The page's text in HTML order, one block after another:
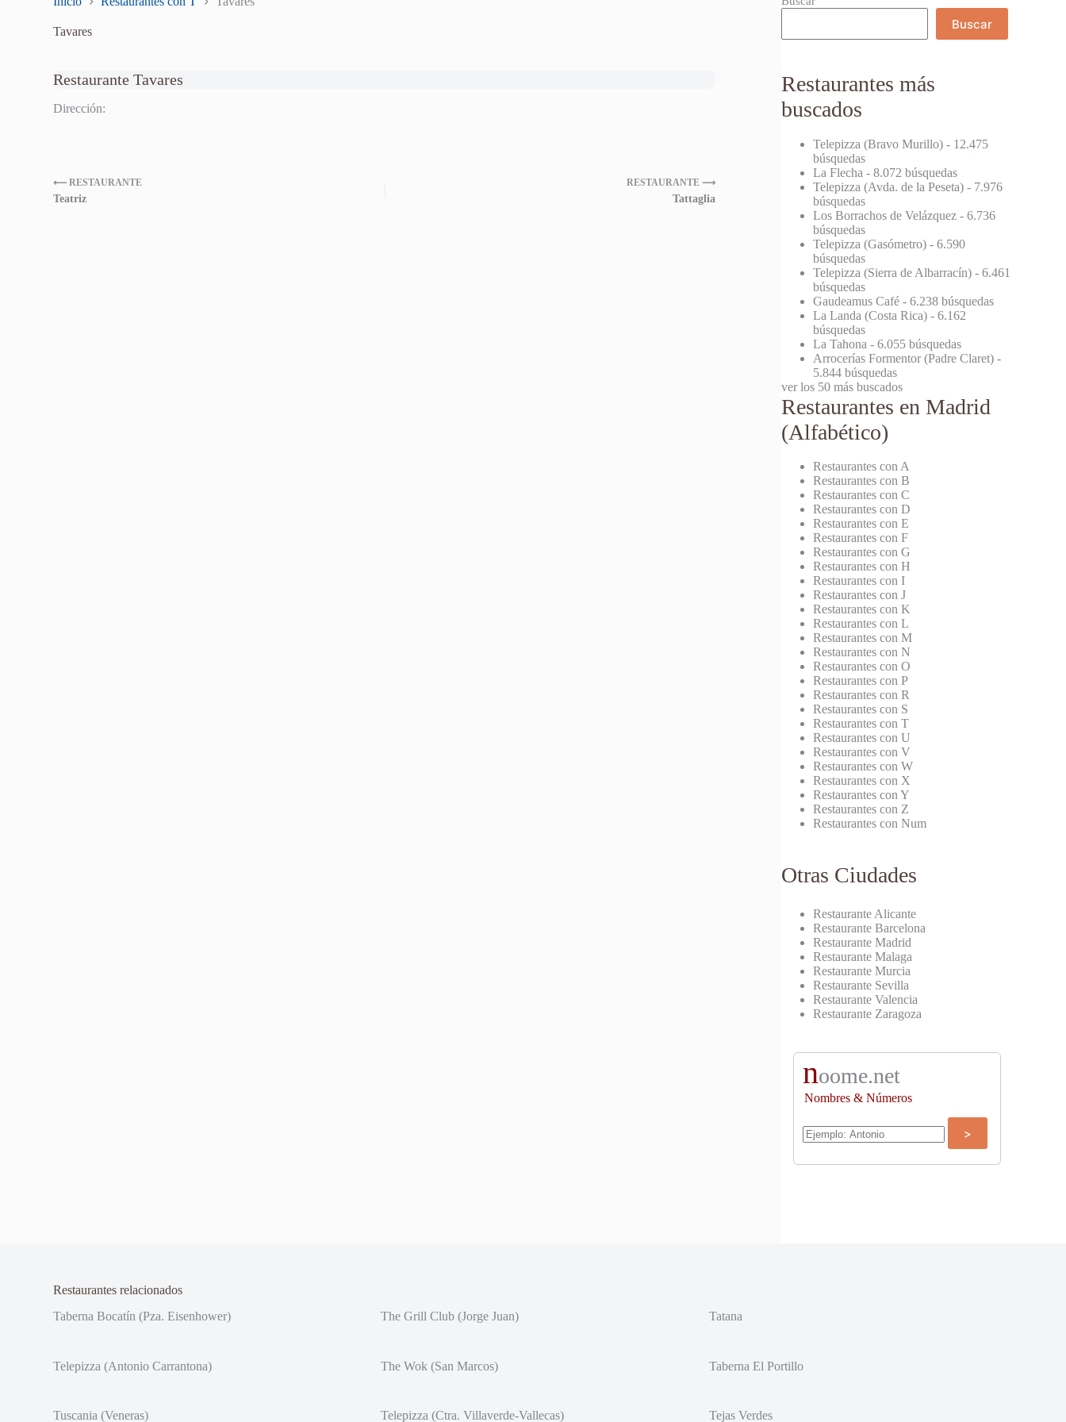
Tavares
Restaurante Tavares
Dirección:
⟵ RESTAURANTE
Teatriz
RESTAURANTE ⟶
Tattaglia
Buscar
Restaurantes más
buscados
Telepizza (Bravo Murillo) - 12.475
búsquedas
La Flecha - 8.072 búsquedas
Telepizza (Avda. de la Peseta) - 7.976
búsquedas
Los Borrachos de Velázquez - 6.736
búsquedas
Telepizza (Gasómetro) - 6.590
búsquedas
Telepizza (Sierra de Albarracín) - 6.461
búsquedas
Gaudeamus Café - 6.238 búsquedas
La Landa (Costa Rica) - 6.162
búsquedas
La Tahona - 6.055 búsquedas
Arrocerías Formentor (Padre Claret) -
5.844 búsquedas
ver los 50 más buscados
Restaurantes en Madrid
(Alfabético)
Restaurantes con A
Restaurantes con B
Restaurantes con C
Restaurantes con D
Restaurantes con E
Restaurantes con F
Restaurantes con G
Restaurantes con H
Restaurantes con I
Restaurantes con J
Restaurantes con K
Restaurantes con L
Restaurantes con M
Restaurantes con N
Restaurantes con O
Restaurantes con P
Restaurantes con R
Restaurantes con S
Restaurantes con T
Restaurantes con U
Restaurantes con V
Restaurantes con W
Restaurantes con X
Restaurantes con Y
Restaurantes con Z
Restaurantes con Num
Otras Ciudades
Restaurante Alicante
Restaurante Barcelona
Restaurante Madrid
Restaurante Malaga
Restaurante Murcia
Restaurante Sevilla
Restaurante Valencia
Restaurante Zaragoza
noome.net
Nombres & Números
Restaurantes relacionados
Taberna Bocatín (Pza. Eisenhower)
The Grill Club (Jorge Juan) Tatana
Telepizza (Antonio Carrantona) The Wok (San Marcos) Taberna El Portillo
Tuscania (Veneras) Telepizza (Ctra. Villaverde-Vallecas) Tejas Verdes